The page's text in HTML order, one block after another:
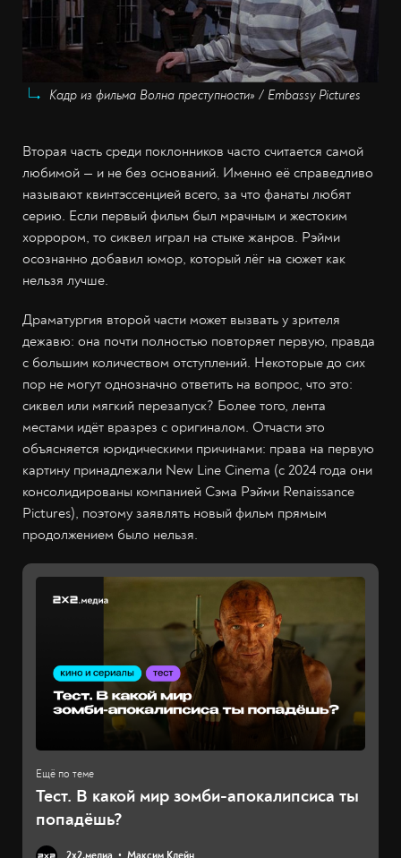
Кадр из фильма Волна преступности» / Embassy Pictures
Вторая часть среди поклонников часто считается самой
любимой — и не без оснований. Именно её справедливо
называют квинтэссенцией всего, за что фанаты любят
серию. Если первый фильм был мрачным и жестоким
хоррором, то сиквел играл на стыке жанров. Рэйми
осознанно добавил юмор, который лёг на сюжет как
нельзя лучше.
Драматургия второй части может вызвать у зрителя
дежавю: она почти полностью повторяет первую, правда
с большим количеством отступлений. Некоторые до сих
пор не могут однозначно ответить на вопрос, что это:
сиквел или мягкий перезапуск? Более того, лента
местами идёт вразрез с оригиналом. Отчасти это
объясняется юридическими причинами: права на первую
картину принадлежали New Line Cinema (с 2024 года они
консолидированы компанией Сэма Рэйми Renaissance
Pictures), поэтому заявлять новый фильм прямым
продолжением было нельзя.
Тест. В какой мир зомби-апокалипсиса ты
попадёшь?